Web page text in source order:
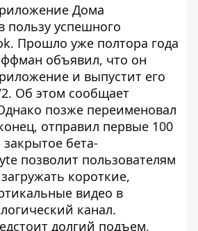
Дома
пользу успешного
Прошло уже полтора года
объявил, что он
и выпустит его
Об этом сообщает
позже переименовал
отправил первые 100
бета-
позволит пользователям
короткие,
видео в
канал.
долгий подъем,